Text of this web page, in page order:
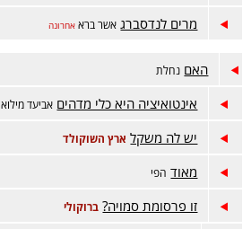
מרים לנדסברג אשר ברא אחרונה
האם נחלת
אינטואיציה היא כלי מדהים אביעד מילוא
יש לה משקל ארץ השוקולד
מאוד הפי
זו פרסומת סמויה? ברוקולי